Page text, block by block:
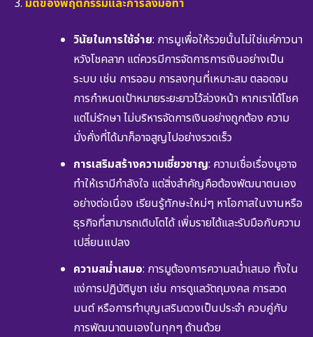
มิติของพฤติกรรมและการลงมือทำ
วินัยในการใช้จ่าย: การมูเพื่อให้รวยนั้นไม่ใช่แค่ภาวนา
หวังโชคลาภ แต่ควรมีการจัดการการเงินอย่างเป็น
ระบบ เช่น การออม การลงทุนที่เหมาะสม ตลอดจน
การกำหนดเป้าหมายระยะยาวไว้ล่วงหน้า หากเราได้โชค
แต่ไม่รักษา ไม่บริหารจัดการเงินอย่างถูกต้อง ความ
มั่งคั่งที่ได้มาก็อาจสูญไปอย่างรวดเร็ว
การเสริมสร้างความเชี่ยวชาญ: ความเชื่อเรื่องมูอาจ
ทำให้เรามีกำลังใจ แต่สิ่งสำคัญคือต้องพัฒนาตนเอง
อย่างต่อเนื่อง เรียนรู้ทักษะใหม่ๆ หาโอกาสในงานหรือ
ธุรกิจที่สามารถเติบโตได้ เพิ่มรายได้และรับมือกับความ
เปลี่ยนแปลง
ความสม่ำเสมอ: การมูต้องการความสม่ำเสมอ ทั้งใน
แง่การปฏิบัติบูชา เช่น การดูแลวัตถุมงคล การสวด
มนต์ หรือการทำบุญเสริมดวงเป็นประจำ ควบคู่กับ
การพัฒนาตนเองในทุกๆ ด้านด้วย